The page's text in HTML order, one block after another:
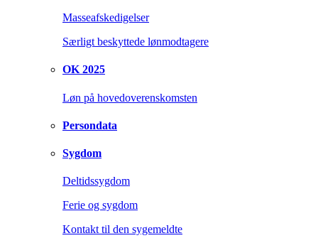
Masseafskedigelser
Særligt beskyttede lønmodtagere
OK 2025
Løn på hovedoverenskomsten
Persondata
Sygdom
Deltidssygdom
Ferie og sygdom
Kontakt til den sygemeldte